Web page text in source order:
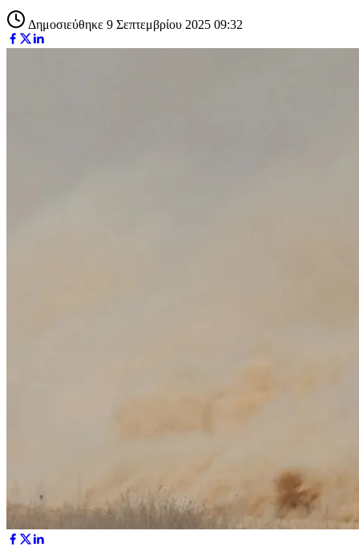
Δημοσιεύθηκε 9 Σεπτεμβρίου 2025 09:32